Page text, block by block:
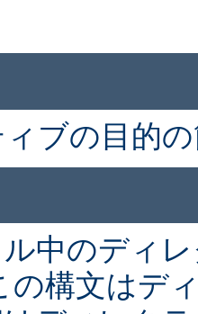
ブの目的
中のディ
の構文はデ